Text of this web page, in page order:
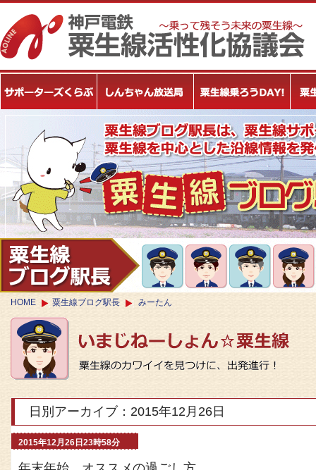
HOME 粟生線ブログ駅長 みーたん
日別アーカイブ：2015年12月26日
2015年12月26日23時58分